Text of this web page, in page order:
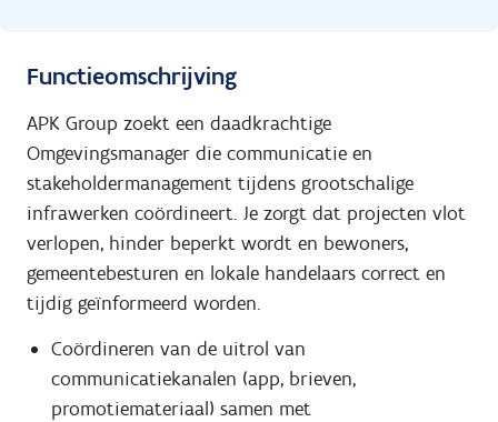
Functieomschrijving
APK Group zoekt een daadkrachtige
Omgevingsmanager die communicatie en
stakeholdermanagement tijdens grootschalige
infrawerken coördineert. Je zorgt dat projecten vlot
verlopen, hinder beperkt wordt en bewoners,
gemeentebesturen en lokale handelaars correct en
tijdig geïnformeerd worden.
Coördineren van de uitrol van
communicatiekanalen (app, brieven,
promotiemateriaal) samen met